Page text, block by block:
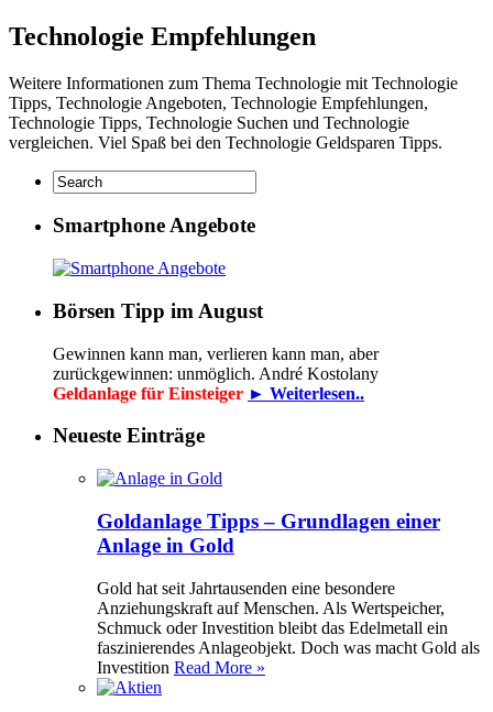
Technologie Empfehlungen
Weitere Informationen zum Thema Technologie mit Technologie
Tipps, Technologie Angeboten, Technologie Empfehlungen,
Technologie Tipps, Technologie Suchen und Technologie
vergleichen. Viel Spaß bei den Technologie Geldsparen Tipps.
Smartphone Angebote
Börsen Tipp im August
Gewinnen kann man, verlieren kann man, aber
zurückgewinnen: unmöglich. André Kostolany
Geldanlage für Einsteiger ► Weiterlesen..
Neueste Einträge
Goldanlage Tipps – Grundlagen einer
Anlage in Gold
Gold hat seit Jahrtausenden eine besondere
Anziehungskraft auf Menschen. Als Wertspeicher,
Schmuck oder Investition bleibt das Edelmetall ein
faszinierendes Anlageobjekt. Doch was macht Gold als
Investition Read More »